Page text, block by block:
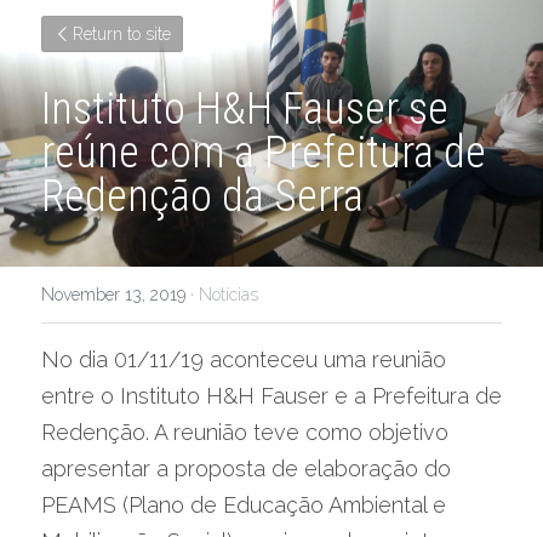
Return to site
Instituto H&H Fauser se
reúne com a Prefeitura de
Redenção da Serra
November 13, 2019 · Notícias
No dia 01/11/19 aconteceu uma reunião
entre o Instituto H&H Fauser e a Prefeitura de
Redenção. A reunião teve como objetivo
apresentar a proposta de elaboração do
PEAMS (Plano de Educação Ambiental e